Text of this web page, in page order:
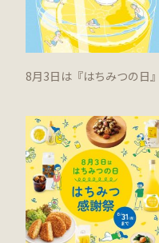
8月3日は『はちみつの日』